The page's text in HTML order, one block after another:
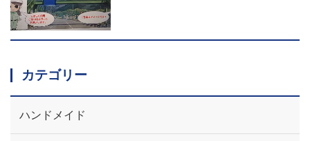
カテゴリー
ハンドメイド